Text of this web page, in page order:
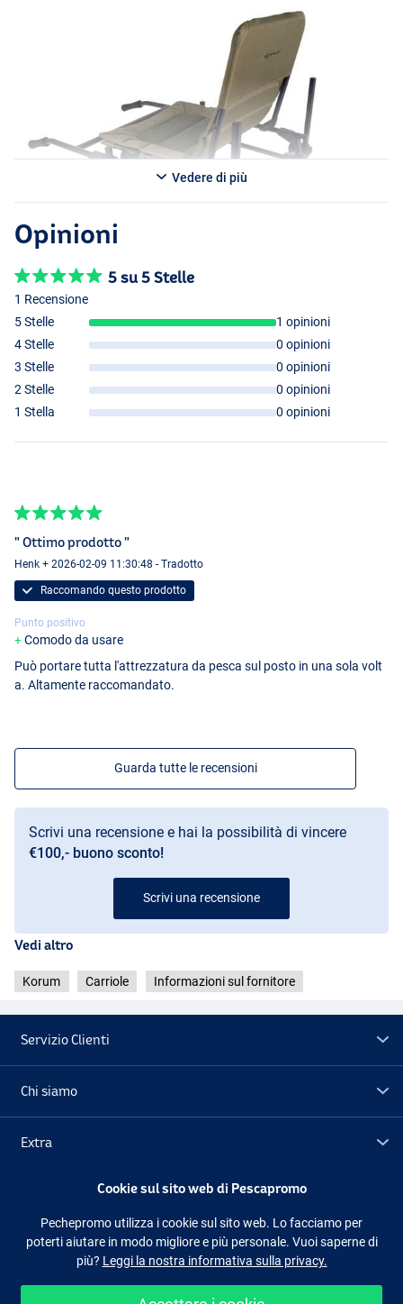
Vedere di più
Opinioni
5 su 5 Stelle
1 Recensione
5 Stelle
1 opinioni
4 Stelle
0 opinioni
3 Stelle
0 opinioni
2 Stelle
0 opinioni
1 Stella
0 opinioni
" Ottimo prodotto "
Henk + 2026-02-09 11:30:48 - Tradotto
Raccomando questo prodotto
Punto positivo
Comodo da usare
Può portare tutta l'attrezzatura da pesca sul posto in una sola volt
a. Altamente raccomandato.
Guarda tutte le recensioni
Scrivi una recensione e hai la possibilità di vincere
€100,- buono sconto!
Scrivi una recensione
Vedi altro
Korum Carriole Informazioni sul fornitore
Servizio Clienti
Chi siamo
Extra
Seguici Facebook Instagram
Cookie sul sito web di Pescapromo
Pechepromo utilizza i cookie sul sito web. Lo facciamo per
poterti aiutare in modo migliore e più personale. Vuoi saperne di
più? Leggi la nostra informativa sulla privacy.